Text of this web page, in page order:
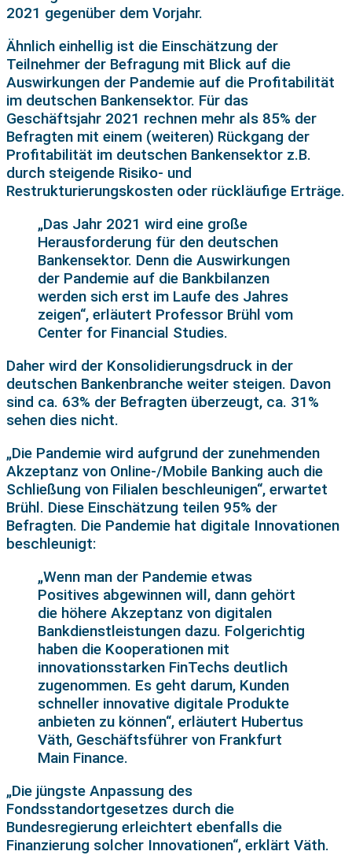
2021 gegenüber dem Vorjahr.
Ähnlich einhellig ist die Einschätzung der
Teilnehmer der Befragung mit Blick auf die
Auswirkungen der Pandemie auf die Profitabilität
im deutschen Bankensektor. Für das
Geschäftsjahr 2021 rechnen mehr als 85% der
Befragten mit einem (weiteren) Rückgang der
Profitabilität im deutschen Bankensektor z.B.
durch steigende Risiko- und
Restrukturierungskosten oder rückläufige Erträge.
„Das Jahr 2021 wird eine große
Herausforderung für den deutschen
Bankensektor. Denn die Auswirkungen
der Pandemie auf die Bankbilanzen
werden sich erst im Laufe des Jahres
zeigen“, erläutert Professor Brühl vom
Center for Financial Studies.
Daher wird der Konsolidierungsdruck in der
deutschen Bankenbranche weiter steigen. Davon
sind ca. 63% der Befragten überzeugt, ca. 31%
sehen dies nicht.
„Die Pandemie wird aufgrund der zunehmenden
Akzeptanz von Online-/Mobile Banking auch die
Schließung von Filialen beschleunigen“, erwartet
Brühl. Diese Einschätzung teilen 95% der
Befragten. Die Pandemie hat digitale Innovationen
beschleunigt:
„Wenn man der Pandemie etwas
Positives abgewinnen will, dann gehört
die höhere Akzeptanz von digitalen
Bankdienstleistungen dazu. Folgerichtig
haben die Kooperationen mit
innovationsstarken FinTechs deutlich
zugenommen. Es geht darum, Kunden
schneller innovative digitale Produkte
anbieten zu können“, erläutert Hubertus
Väth, Geschäftsführer von Frankfurt
Main Finance.
„Die jüngste Anpassung des
Fondsstandortgesetzes durch die
Bundesregierung erleichtert ebenfalls die
Finanzierung solcher Innovationen“, erklärt Väth.